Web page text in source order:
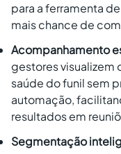
para a ferramenta
mais chance de
Acompanhamento
gestores visualizem
saúde do funil sem
automação,
resultados em
Segmentação